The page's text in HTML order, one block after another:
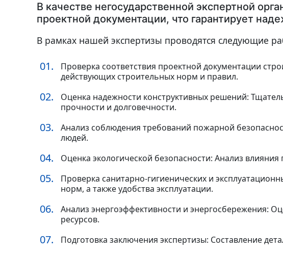
В качестве негосударственной экспертной
проектной документации, что гарантирует
В рамках нашей экспертизы проводятся следующие
Проверка соответствия проектной документации
действующих строительных норм и правил.
Оценка надежности конструктивных решений:
прочности и долговечности.
Анализ соблюдения требований пожарной
людей.
Оценка экологической безопасности: Анализ
Проверка санитарно-гигиенических и
норм, а также удобства эксплуатации.
Анализ энергоэффективности и энергосбережения:
ресурсов.
Подготовка заключения экспертизы: Составление